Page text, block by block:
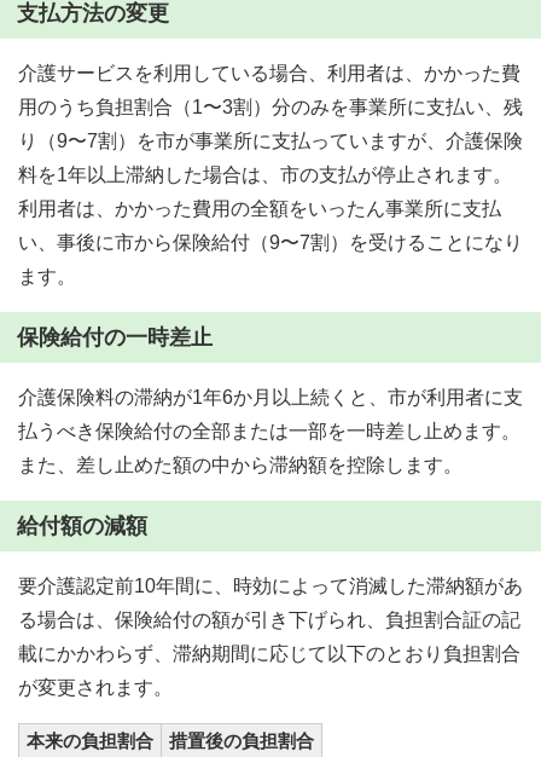
支払方法の変更
介護サービスを利用している場合、利用者は、かかった費
用のうち負担割合（1〜3割）分のみを事業所に支払い、残
り（9〜7割）を市が事業所に支払っていますが、介護保険
料を1年以上滞納した場合は、市の支払が停止されます。
利用者は、かかった費用の全額をいったん事業所に支払
い、事後に市から保険給付（9〜7割）を受けることになり
ます。
保険給付の一時差止
介護保険料の滞納が1年6か月以上続くと、市が利用者に支
払うべき保険給付の全部または一部を一時差し止めます。
また、差し止めた額の中から滞納額を控除します。
給付額の減額
要介護認定前10年間に、時効によって消滅した滞納額があ
る場合は、保険給付の額が引き下げられ、負担割合証の記
載にかかわらず、滞納期間に応じて以下のとおり負担割合
が変更されます。
本来の負担割合
措置後の負担割合